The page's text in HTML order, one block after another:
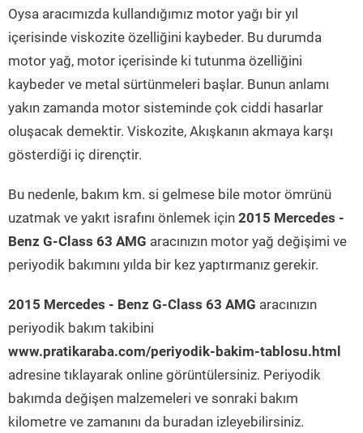
Oysa aracımızda kullandığımız motor yağı bir yıl
içerisinde viskozite özelliğini kaybeder. Bu durumda
motor yağ, motor içerisinde ki tutunma özelliğini
kaybeder ve metal sürtünmeleri başlar. Bunun anlamı
yakın zamanda motor sisteminde çok ciddi hasarlar
oluşacak demektir. Viskozite, Akışkanın akmaya karşı
gösterdiği iç dirençtir.
Bu nedenle, bakım km. si gelmese bile motor ömrünü
uzatmak ve yakıt israfını önlemek için 2015 Mercedes -
Benz G-Class 63 AMG aracınızın motor yağ değişimi ve
periyodik bakımını yılda bir kez yaptırmanız gerekir.
2015 Mercedes - Benz G-Class 63 AMG aracınızın
periyodik bakım takibini
www.pratikaraba.com/periyodik-bakim-tablosu.html
adresine tıklayarak online görüntülersiniz. Periyodik
bakımda değişen malzemeleri ve sonraki bakım
kilometre ve zamanını da buradan izleyebilirsiniz.